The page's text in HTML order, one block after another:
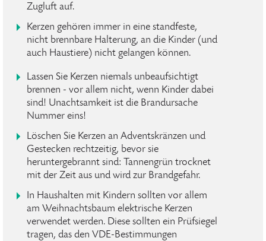
Zugluft auf.
Kerzen gehören immer in eine standfeste,
nicht brennbare Halterung, an die Kinder (und
auch Haustiere) nicht gelangen können.
Lassen Sie Kerzen niemals unbeaufsichtigt
brennen - vor allem nicht, wenn Kinder dabei
sind! Unachtsamkeit ist die Brandursache
Nummer eins!
Löschen Sie Kerzen an Adventskränzen und
Gestecken rechtzeitig, bevor sie
heruntergebrannt sind: Tannengrün trocknet
mit der Zeit aus und wird zur Brandgefahr.
In Haushalten mit Kindern sollten vor allem
am Weihnachtsbaum elektrische Kerzen
verwendet werden. Diese sollten ein Prüfsiegel
tragen, das den VDE-Bestimmungen